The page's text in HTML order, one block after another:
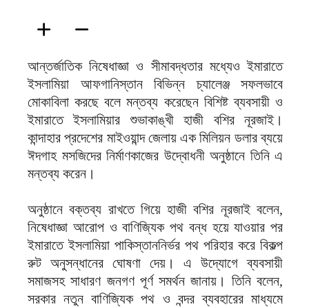
আন্তর্জাতিক নিষেধাজ্ঞা ও সীমাবদ্ধতার মধ্যেও ইমারাতে
ইসলামিয়া আফগানিস্তান বিভিন্ন চ্যালেঞ্জ সফলভাবে
মোকাবিলা করছে বলে মন্তব্য করেছেন বিশিষ্ট ব্যবসায়ী ও
ইমারাতে ইসলামিয়ার শুভাকাঙ্খী হাজী বশির নূরজাই।
কান্দাহার প্রদেশের মাইওয়ান্দ জেলায় এক মিলিয়ন ডলার ব্যয়ে
ঈদগাহ মসজিদের নির্মাণকাজের উদ্বোধনী অনুষ্ঠানে তিনি এ
মন্তব্য করেন।
অনুষ্ঠানে বক্তব্য রাখতে গিয়ে হাজী বশির নূরজাই বলেন,
নিষেধাজ্ঞা আরোপ ও বাণিজ্যিক পথ বন্ধ হয়ে যাওয়ার পর
ইমারাতে ইসলামিয়া পাকিস্তাননির্ভর পথ পরিহার করে বিকল্প
রুট অনুসন্ধানের ঘোষণা দেয়। এ উদ্যোগে ব্যবসায়ী
সমাজসহ সাধারণ জনগণ পূর্ণ সমর্থন জানায়। তিনি বলেন,
সরকার নতুন বাণিজ্যিক পথ ও বন্দর ব্যবহারের মাধ্যমে